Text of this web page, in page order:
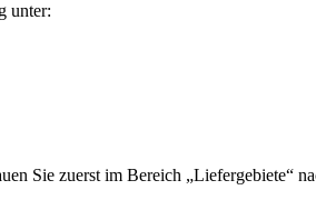
unter:
Sie zuerst im Bereich